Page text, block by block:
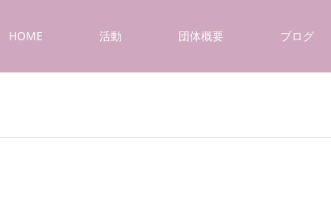
HOME 活動 団体概要 ブログ